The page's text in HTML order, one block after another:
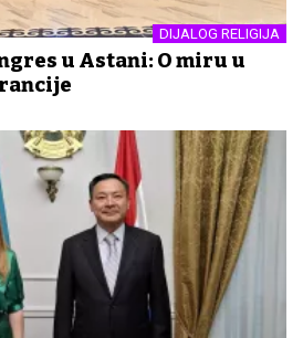
DIJALOG RELIGIJA
u Astani: O miru u